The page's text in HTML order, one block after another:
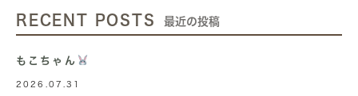
RECENT POSTS 最近の投稿
もこちゃん
2026.07.31